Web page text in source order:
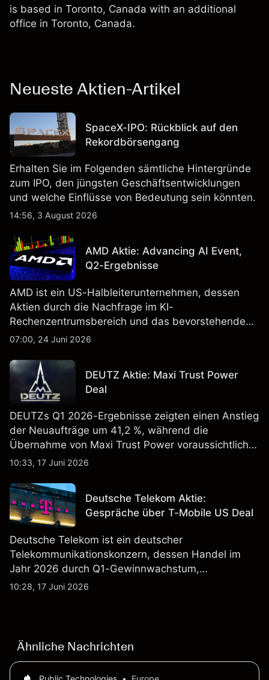
is based in Toronto, Canada with an additional
office in Toronto, Canada.
Neueste Aktien-Artikel
SpaceX-IPO: Rückblick auf den
Rekordbörsengang
Erhalten Sie im Folgenden sämtliche Hintergründe
zum IPO, den jüngsten Geschäftsentwicklungen
und welche Einflüsse von Bedeutung sein könnten.
14:56, 3 August 2026
AMD Aktie: Advancing AI Event,
Q2-Ergebnisse
AMD ist ein US-Halbleiterunternehmen, dessen
Aktien durch die Nachfrage im KI-
Rechenzentrumsbereich und das bevorstehende
„Advancing AI 2026"-Event im Juli Aufmerksamkeit
Vergangenheit ist kein verlässlicher Indikator für
zukünftige Ergebnisse.
07:00, 24 Juni 2026
DEUTZ Aktie: Maxi Trust Power
Deal
DEUTZs Q1 2026-Ergebnisse zeigten einen Anstieg
der Neuaufträge um 41,2 %, während die
Übernahme von Maxi Trust Power voraussichtlich
40 Mio. € zum Umsatz von DEUTZ Energy
Vergangenheit ist kein verlässlicher Indikator für
zukünftige Ergebnisse.
10:33, 17 Juni 2026
Deutsche Telekom Aktie:
Gespräche über T-Mobile US Deal
Deutsche Telekom ist ein deutscher
Telekommunikationskonzern, dessen Handel im
Jahr 2026 durch Q1-Gewinnwachstum,
Aktienrückkäufe und Berichte über einen möglichen
10:28, 17 Juni 2026
Ähnliche Nachrichten